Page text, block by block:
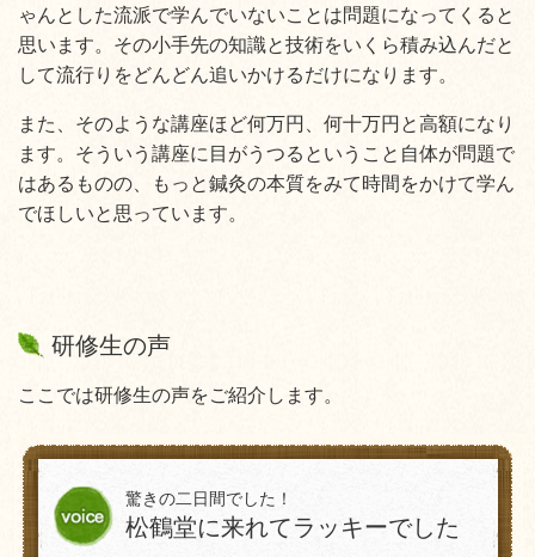
ゃんとした流派で学んでいないことは問題になってくると
思います。その小手先の知識と技術をいくら積み込んだと
して流行りをどんどん追いかけるだけになります。
また、そのような講座ほど何万円、何十万円と高額になり
ます。そういう講座に目がうつるということ自体が問題で
はあるものの、もっと鍼灸の本質をみて時間をかけて学ん
でほしいと思っています。
研修生の声
ここでは研修生の声をご紹介します。
驚きの二日間でした！
松鶴堂に来れてラッキーでした